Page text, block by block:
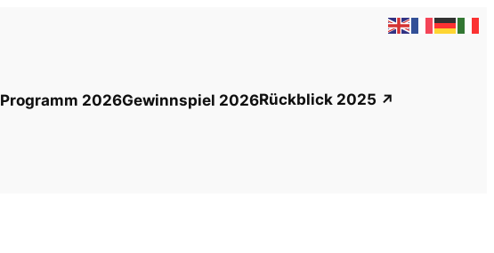
Programm 2026Gewinnspiel 2026Rückblick 2025